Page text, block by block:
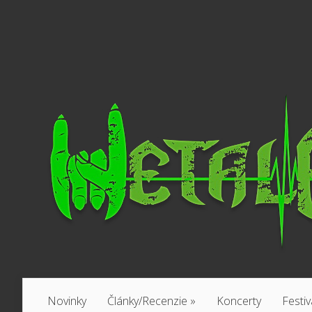
Novinky Články/Recenzie » Koncerty